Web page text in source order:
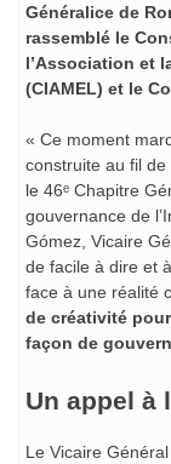
Généralice de
rassemblé le
l’Association et
(CIAMEL) et le
« Ce moment
construite au fil
le 46ᵉ Chapitre
gouvernance de
Gómez, Vicaire
de facile à dire et
face à une réalité
de créativité
façon de
Un appel à
Le Vicaire